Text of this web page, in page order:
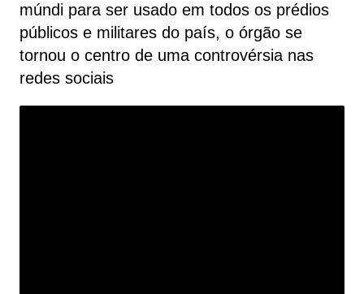
múndi para ser usado em todos os prédios
públicos e militares do país, o órgão se
tornou o centro de uma controvérsia nas
redes sociais